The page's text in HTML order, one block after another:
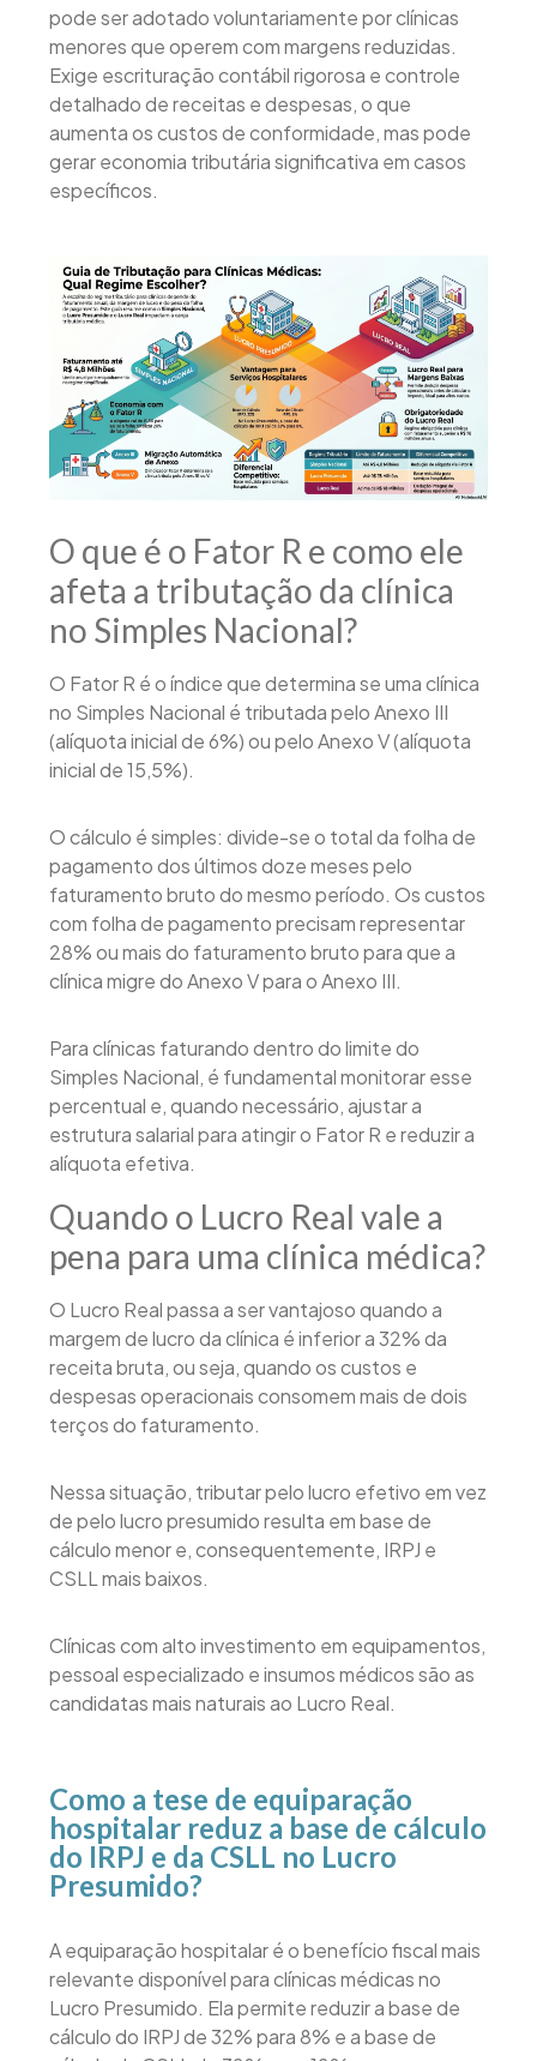
pode ser adotado voluntariamente por clínicas
menores que operem com margens reduzidas.
Exige escrituração contábil rigorosa e controle
detalhado de receitas e despesas, o que
aumenta os custos de conformidade, mas pode
gerar economia tributária significativa em casos
específicos.
O que é o Fator R e como ele
afeta a tributação da clínica
no Simples Nacional?
O Fator R é o índice que determina se uma clínica
no Simples Nacional é tributada pelo Anexo III
(alíquota inicial de 6%) ou pelo Anexo V (alíquota
inicial de 15,5%).
O cálculo é simples: divide-se o total da folha de
pagamento dos últimos doze meses pelo
faturamento bruto do mesmo período. Os custos
com folha de pagamento precisam representar
28% ou mais do faturamento bruto para que a
clínica migre do Anexo V para o Anexo III.
Para clínicas faturando dentro do limite do
Simples Nacional, é fundamental monitorar esse
percentual e, quando necessário, ajustar a
estrutura salarial para atingir o Fator R e reduzir a
alíquota efetiva.
Quando o Lucro Real vale a
pena para uma clínica médica?
O Lucro Real passa a ser vantajoso quando a
margem de lucro da clínica é inferior a 32% da
receita bruta, ou seja, quando os custos e
despesas operacionais consomem mais de dois
terços do faturamento.
Nessa situação, tributar pelo lucro efetivo em vez
de pelo lucro presumido resulta em base de
cálculo menor e, consequentemente, IRPJ e
CSLL mais baixos.
Clínicas com alto investimento em equipamentos,
pessoal especializado e insumos médicos são as
candidatas mais naturais ao Lucro Real.
Como a tese de equiparação
hospitalar reduz a base de cálculo
do IRPJ e da CSLL no Lucro
Presumido?
A equiparação hospitalar é o benefício fiscal mais
relevante disponível para clínicas médicas no
Lucro Presumido. Ela permite reduzir a base de
cálculo do IRPJ de 32% para 8% e a base de